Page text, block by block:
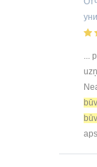
...